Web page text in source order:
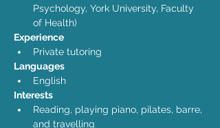
Psychology, York University, Faculty
of Health)
Experience
Private tutoring
Languages
English
Interests
Reading, playing piano, pilates, barre,
and travelling